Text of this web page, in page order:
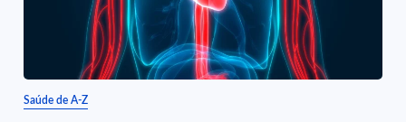
Saúde de A-Z